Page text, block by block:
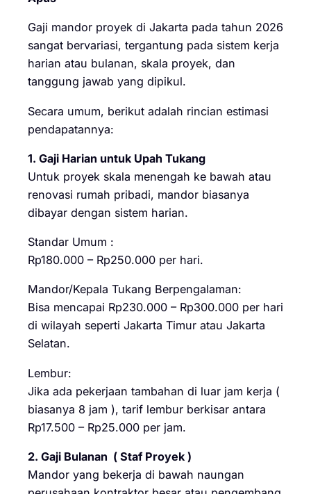
Gaji mandor proyek di Jakarta pada tahun 2026
sangat bervariasi, tergantung pada sistem kerja
harian atau bulanan, skala proyek, dan
tanggung jawab yang dipikul.
Secara umum, berikut adalah rincian estimasi
pendapatannya:
1. Gaji Harian untuk Upah Tukang
Untuk proyek skala menengah ke bawah atau
renovasi rumah pribadi, mandor biasanya
dibayar dengan sistem harian.
Standar Umum :
Rp180.000 – Rp250.000 per hari.
Mandor/Kepala Tukang Berpengalaman:
Bisa mencapai Rp230.000 – Rp300.000 per hari
di wilayah seperti Jakarta Timur atau Jakarta
Selatan.
Lembur:
Jika ada pekerjaan tambahan di luar jam kerja (
biasanya 8 jam ), tarif lembur berkisar antara
Rp17.500 – Rp25.000 per jam.
2. Gaji Bulanan ( Staf Proyek )
Mandor yang bekerja di bawah naungan